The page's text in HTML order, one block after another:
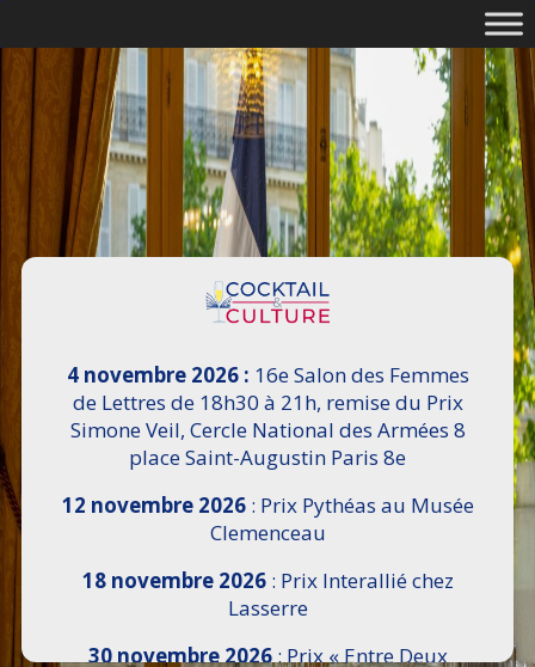
4 novembre 2026 : 16e Salon des Femmes
de Lettres de 18h30 à 21h, remise du Prix
Simone Veil, Cercle National des Armées 8
place Saint-Augustin Paris 8e
12 novembre 2026: Prix Pythéas au Musée
Clemenceau
18 novembre 2026: Prix Interallié chez
Lasserre
30 novembre 2026: Prix « Entre Deux